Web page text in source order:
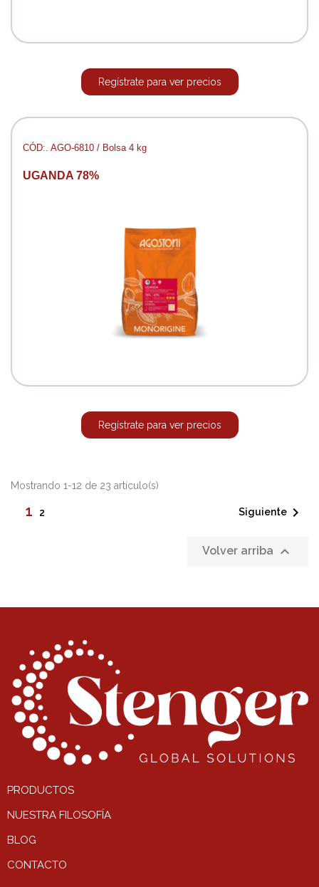
Regístrate para ver precios
CÓD:. AGO-6810 / Bolsa 4 kg
UGANDA 78%
Regístrate para ver precios
Mostrando 1-12 de 23 artículo(s)
1 2 Siguiente 
Volver arriba 
PRODUCTOS
NUESTRA FILOSOFÍA
BLOG
CONTACTO